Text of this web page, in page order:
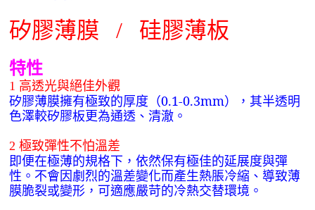
矽膠薄膜 / 硅膠薄板
特性
1 高透光與絕佳外觀
矽膠薄膜擁有極致的厚度（0.1-0.3mm），其半透明
色澤較矽膠板更為通透、清澈。
2 極致彈性不怕溫差
即便在極薄的規格下，依然保有極佳的延展度與彈
性。不會因劇烈的溫差變化而產生熱脹冷縮、導致薄
膜脆裂或變形，可適應嚴苛的冷熱交替環境。